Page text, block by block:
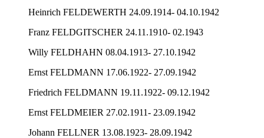
Heinrich FELDEWERTH 24.09.1914- 04.10.1942
Franz FELDGITSCHER 24.11.1910- 02.1943
Willy FELDHAHN 08.04.1913- 27.10.1942
Ernst FELDMANN 17.06.1922- 27.09.1942
Friedrich FELDMANN 19.11.1922- 09.12.1942
Ernst FELDMEIER 27.02.1911- 23.09.1942
Johann FELLNER 13.08.1923- 28.09.1942